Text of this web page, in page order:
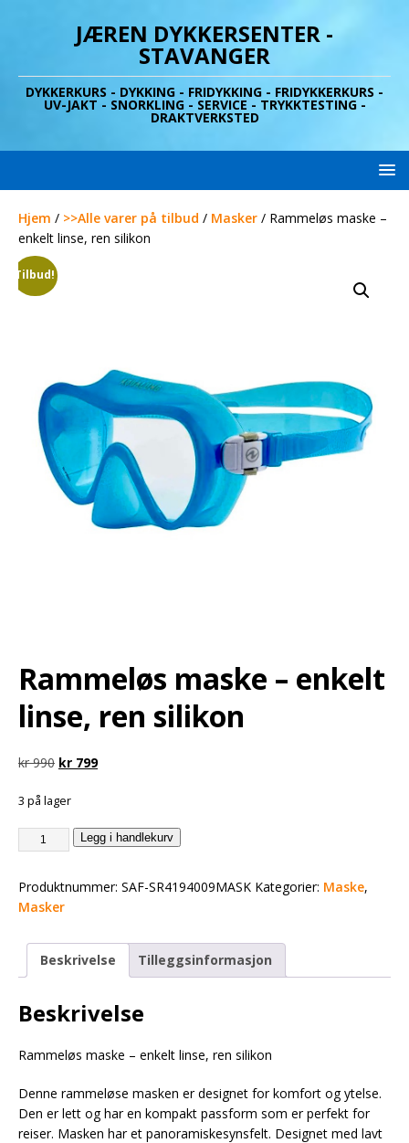
JÆREN DYKKERSENTER -
STAVANGER
DYKKERKURS - DYKKING - FRIDYKKING - FRIDYKKERKURS -
UV-JAKT - SNORKLING - SERVICE - TRYKKTESTING -
DRAKTVERKSTED
Hjem / >>Alle varer på tilbud / Masker / Rammeløs maske –
enkelt linse, ren silikon
Tilbud!
Rammeløs maske – enkelt
linse, ren silikon
kr990 kr 799
3 på lager
Legg i handlekurv
Produktnummer: SAF-SR4194009MASK Kategorier: Maske,
Masker
Beskrivelse Tilleggsinformasjon
Beskrivelse
Rammeløs maske – enkelt linse, ren silikon
Denne rammeløse masken er designet for komfort og ytelse.
Den er lett og har en kompakt passform som er perfekt for
reiser. Masken har et panoramiskesynsfelt. Designet med lavt